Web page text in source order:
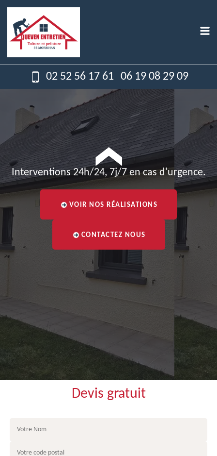
02 52 56 17 61 06 19 08 29 09
Interventions 24h/24, 7j/7 en cas d'urgence.
VOIR NOS RÉALISATIONS
CONTACTEZ NOUS
Devis gratuit